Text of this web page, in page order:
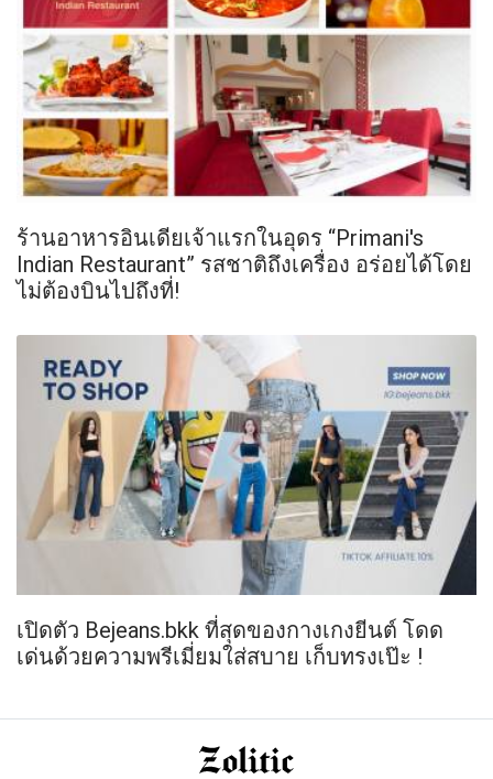
ร้านอาหารอินเดียเจ้าแรกในอุดร “Primani's
Indian Restaurant” รสชาติถึงเครื่อง อร่อยได้โดย
ไม่ต้องบินไปถึงที่!
เปิดตัว Bejeans.bkk ที่สุดของกางเกงยีนต์ โดด
เด่นด้วยความพรีเมี่ยมใส่สบาย เก็บทรงเป๊ะ !